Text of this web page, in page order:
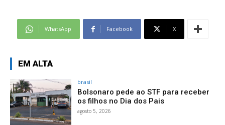
WhatsApp Facebook X
EM ALTA
brasil
Bolsonaro pede ao STF para receber
os filhos no Dia dos Pais
agosto 5, 2026